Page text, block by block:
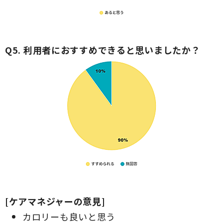
Q5. 利用者におすすめできると思いましたか？
[ケアマネジャーの意見]
カロリーも良いと思う